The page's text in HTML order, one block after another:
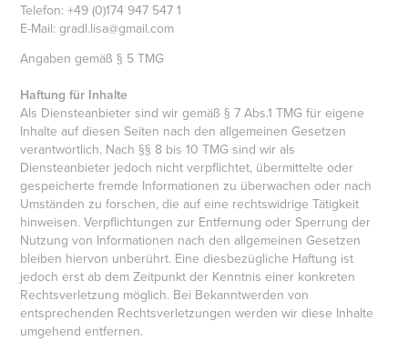
Telefon: +49 (0)174 947 547 1
E-Mail: gradl.lisa@gmail.com
Angaben gemäß § 5 TMG
Haftung für Inhalte
Als Diensteanbieter sind wir gemäß § 7 Abs.1 TMG für eigene
Inhalte auf diesen Seiten nach den allgemeinen Gesetzen
verantwortlich. Nach §§ 8 bis 10 TMG sind wir als
Diensteanbieter jedoch nicht verpflichtet, übermittelte oder
gespeicherte fremde Informationen zu überwachen oder nach
Umständen zu forschen, die auf eine rechtswidrige Tätigkeit
hinweisen. Verpflichtungen zur Entfernung oder Sperrung der
Nutzung von Informationen nach den allgemeinen Gesetzen
bleiben hiervon unberührt. Eine diesbezügliche Haftung ist
jedoch erst ab dem Zeitpunkt der Kenntnis einer konkreten
Rechtsverletzung möglich. Bei Bekanntwerden von
entsprechenden Rechtsverletzungen werden wir diese Inhalte
umgehend entfernen.